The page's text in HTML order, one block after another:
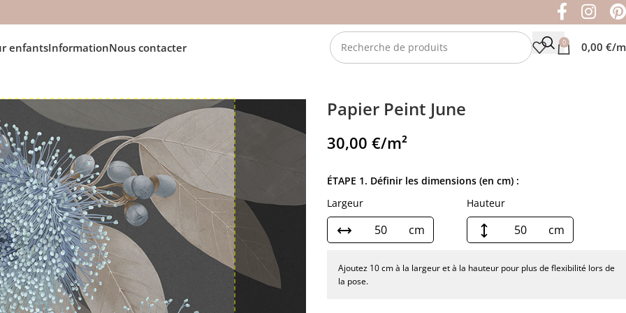
enfantsInformationNous contacter 0 0,00 €/
Papier Peint June
30,00 €/m²
ÉTAPE 1. Définir les dimensions (en cm) :
Largeur
cm
Hauteur
cm
Ajoutez 10 cm à la largeur et à la hauteur pour plus de flexibilité lors de
la pose.